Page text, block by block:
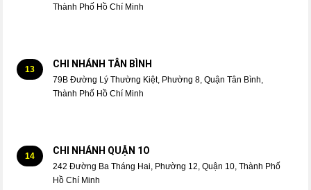
Thành Phố Hồ Chí Minh
13 CHI NHÁNH TÂN BÌNH
79B Đường Lý Thường Kiệt, Phường 8, Quận Tân Bình,
Thành Phố Hồ Chí Minh
14 CHI NHÁNH QUẬN 1O
242 Đường Ba Tháng Hai, Phường 12, Quận 10, Thành Phố
Hồ Chí Minh